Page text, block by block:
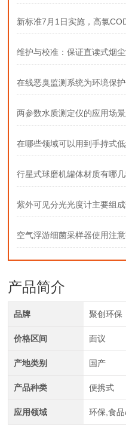
新标准7月1日实施，高氯
维护与校准：保证直读式烟
在线恶臭监测系统为环境保
两参数水质测定仪的应用场
在哪些领域可以用到手持式
行星式球磨机罐体材质有哪
紫外可见分光光度计主要组
空气浮游细菌采样器使用注
产品简介
品牌 聚创环保
价格区间 面议
产地类别 国产
产品种类 便携式
应用领域 环保,食